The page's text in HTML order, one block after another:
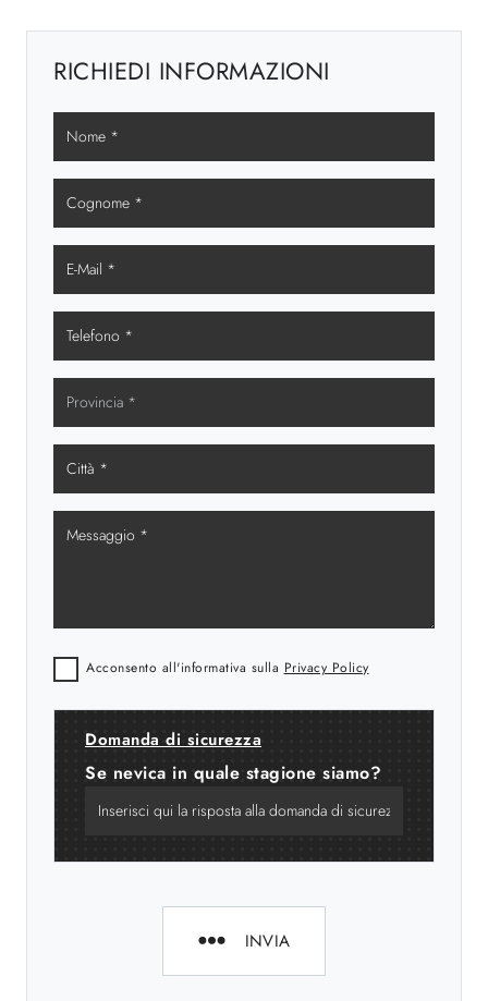
RICHIEDI INFORMAZIONI
Acconsento all'informativa sulla Privacy Policy
Domanda di sicurezza
Se nevica in quale stagione siamo?
INVIA